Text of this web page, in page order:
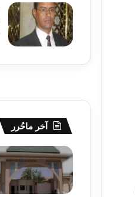
آخر ماحُرر